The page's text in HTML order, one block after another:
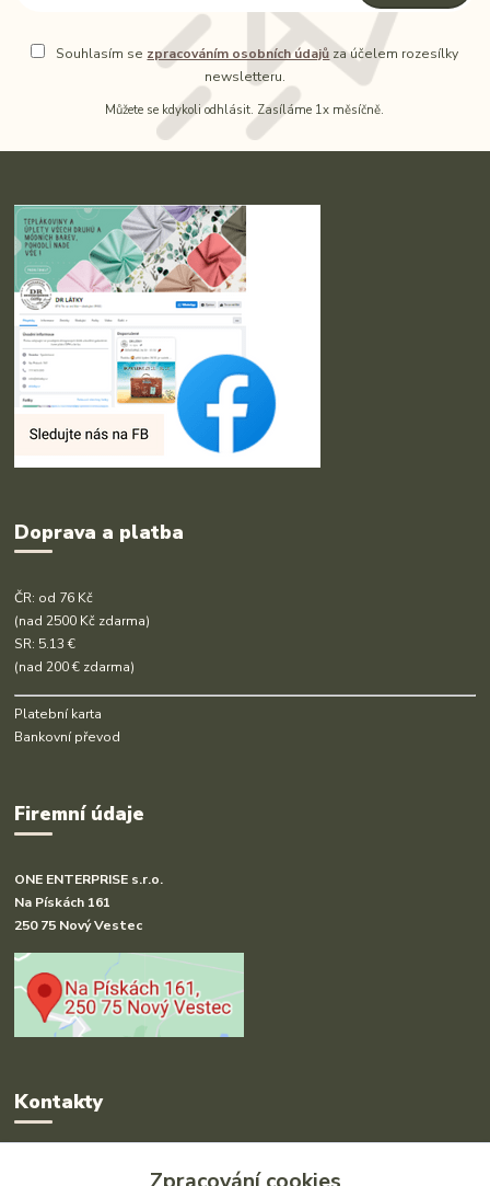
Souhlasím se zpracováním osobních údajů za účelem rozesílky
newsletteru.
Můžete se kdykoli odhlásit. Zasíláme 1x měsíčně.
Doprava a platba
ČR: od 76 Kč
(nad 2500 Kč zdarma)
SR: 5.13 €
(nad 200 € zdarma)
Platební karta
Bankovní převod
Firemní údaje
ONE ENTERPRISE s.r.o.
Na Pískách 161
250 75 Nový Vestec
Kontakty
Radka Hakl